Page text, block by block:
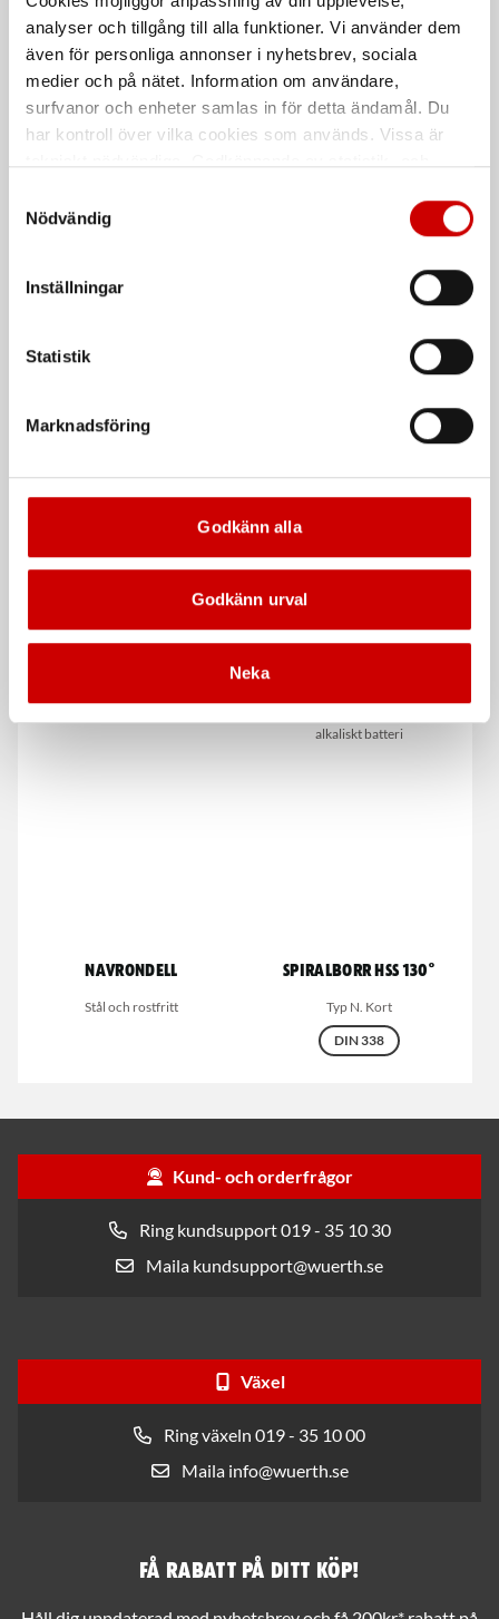
analyser och tillgång till alla funktioner. Vi använder dem
även för personliga annonser i nyhetsbrev, sociala
medier och på nätet. Information om användare,
surfvanor och enheter samlas in för detta ändamål. Du
har kontroll över vilka cookies som används. Vissa är
länder utanför EU med olika dataskyddsnormer. Genom
att godkänna samtycker du till sådana överföringar. Läs
Nödvändig
Inställningar
Statistik
Marknadsföring
Godkänn alla
Godkänn urval
Neka
Läderhandske i hög kvalitet
Smidig handske i getskinn/nylon
Goat Driver
Montagehandske Driver
Av oxnarv/oxspalt
Kampanj
alkaliskt batteri
Navrondell
Stål och rostfritt
Spiralborr HSS 130°
Typ N. Kort
DIN 338
Kund- och orderfrågor
Ring kundsupport 019 - 35 10 30
Maila kundsupport@wuerth.se
Växel
Ring växeln 019 - 35 10 00
Maila info@wuerth.se
Få rabatt på ditt köp!